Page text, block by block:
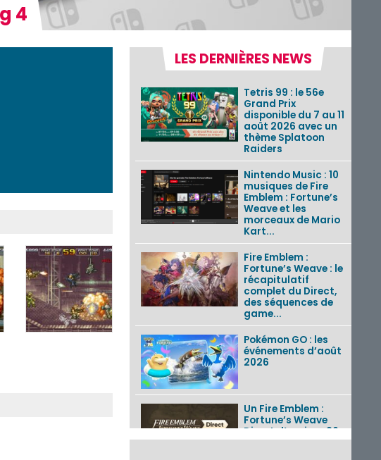
4
LES DERNIÈRES NEWS
Tetris 99 : le 56e
Grand Prix
disponible du 7 au 11
août 2026 avec un
thème Splatoon
Raiders
Nintendo Music : 10
musiques de Fire
Emblem : Fortune’s
Weave et les
morceaux de Mario
Kart...
Fire Emblem :
Fortune’s Weave : le
récapitulatif
complet du Direct,
des séquences de
game...
Pokémon GO : les
événements d’août
2026
Un Fire Emblem :
Fortune’s Weave
Direct d’environ 20
minutes diffusé le 4